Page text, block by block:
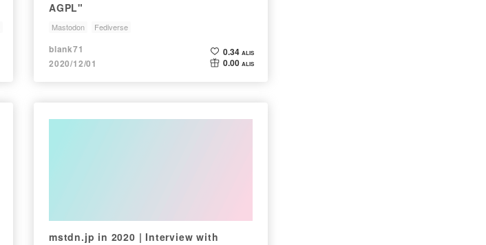
AGPL"
Mastodon Fediverse
blank71
2020/12/01
0.34 ALIS
0.00 ALIS
mstdn.jp in 2020 | Interview with